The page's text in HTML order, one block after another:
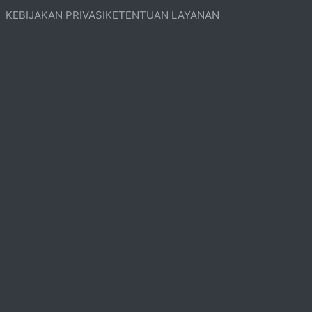
KEBIJAKAN PRIVASIKETENTUAN LAYANAN